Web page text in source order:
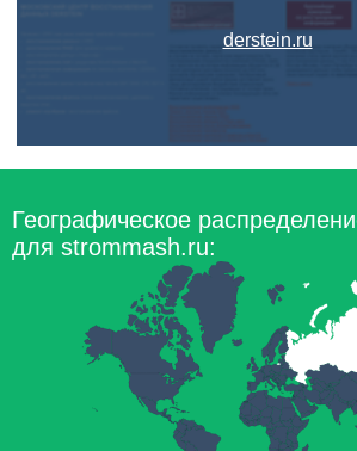
derstein.ru
Географическое
для strommash.ru: